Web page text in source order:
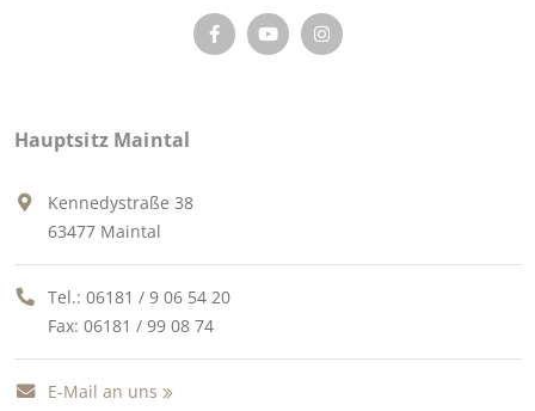
Hauptsitz Maintal
Kennedystraße 38
63477 Maintal
Tel.: 06181 / 9 06 54 20
Fax: 06181 / 99 08 74
E-Mail an uns